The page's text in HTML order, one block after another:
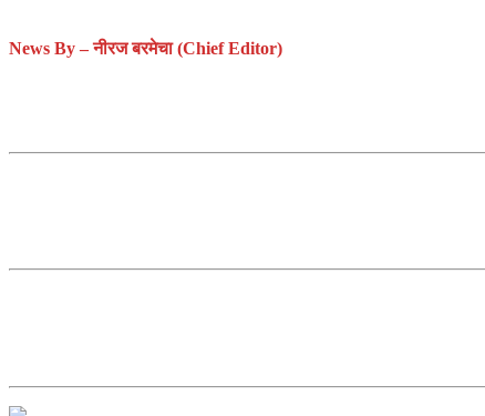
News By – नीरज बरमेचा (Chief Editor)